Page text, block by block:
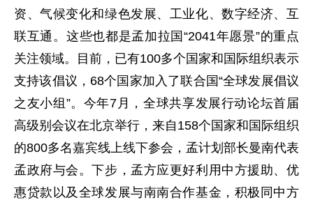
资、气候变化和绿色发展、工业化、数字经济、互
联互通。这些也都是孟加拉国“2041年愿景”的重点
关注领域。目前，已有100多个国家和国际组织表示
支持该倡议，68个国家加入了联合国“全球发展倡议
之友小组”。今年7月，全球共享发展行动论坛首届
高级别会议在北京举行，来自158个国家和国际组织
的800多名嘉宾线上线下参会，孟计划部长曼南代表
孟政府与会。下步，孟方应更好利用中方援助、优
惠贷款以及全球发展与南南合作基金，积极同中方